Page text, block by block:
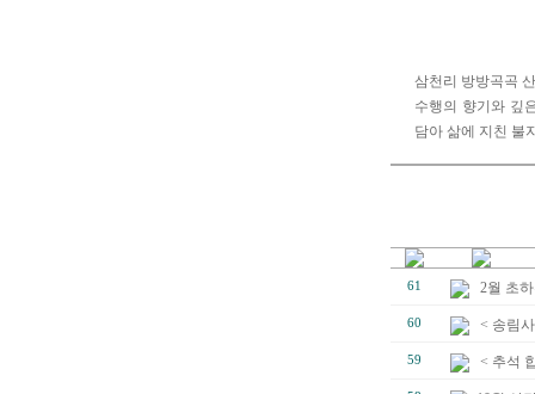
삼천리 방방곡곡
수행의 향기와 깊
담아 삶에 지친 불
61 2월 초
60 < 송림
59 < 추석